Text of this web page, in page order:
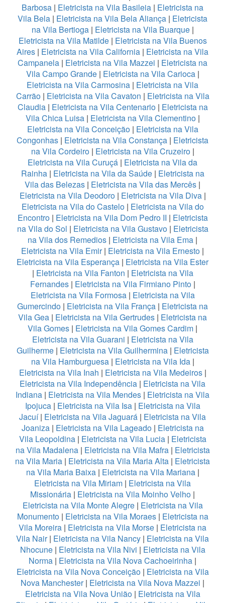
Barbosa | Eletricista na Vila Basileia | Eletricista na
Vila Bela | Eletricista na Vila Bela Aliança | Eletricista
na Vila Bertioga| Eletricista na Vila Buarque|
Eletricista na Vila Matilde| Eletricista na Vila Buenos
Aires | Eletricista na Vila California | Eletricista na Vila
Campanela | Eletricista na Vila Mazzei | Eletricista na
Vila Campo Grande| Eletricista na Vila Carioca|
Eletricista na Vila Carmosina | Eletricista na Vila
Carrão| Eletricista na Vila Cavaton | Eletricista na Vila
Claudia| Eletricista na Vila Centenario| Eletricista na
Vila Chica Luisa | Eletricista na Vila Clementino|
Eletricista na Vila Conceição| Eletricista na Vila
Congonhas | Eletricista na Vila Constança | Eletricista
na Vila Cordeiro| Eletricista na Vila Cruzeiro |
Eletricista na Vila Curuçá | Eletricista na Vila da
Rainha | Eletricista na Vila da Saúde| Eletricista na
Vila das Belezas | Eletricista na Vila das Mercês |
Eletricista na Vila Deodoro| Eletricista na Vila Diva|
Eletricista na Vila do Castelo| Eletricista na Vila do
Encontro| Eletricista na Vila Dom Pedro II | Eletricista
na Vila do Sol | Eletricista na Vila Gustavo| Eletricista
na Vila dos Remedios | Eletricista na Vila Ema |
Eletricista na Vila Emir| Eletricista na Vila Ernesto |
Eletricista na Vila Esperança | Eletricista na Vila Ester
| Eletricista na Vila Fanton | Eletricista na Vila
Fernandes| Eletricista na Vila Firmiano Pinto|
Eletricista na Vila Formosa| Eletricista na Vila
Gumercindo | Eletricista na Vila França | Eletricista na
Vila Gea | Eletricista na Vila Gertrudes | Eletricista na
Vila Gomes | Eletricista na Vila Gomes Cardim |
Eletricista na Vila Guarani | Eletricista na Vila
Guilherme| Eletricista na Vila Guilhermina| Eletricista
na Vila Hamburguesa| Eletricista na Vila Ida|
Eletricista na Vila Inah | Eletricista na Vila Medeiros|
Eletricista na Vila Independência | Eletricista na Vila
Indiana | Eletricista na Vila Mendes | Eletricista na Vila
Ipojuca| Eletricista na Vila Isa| Eletricista na Vila
Jacuí| Eletricista na Vila Jaguará | Eletricista na Vila
Joaniza| Eletricista na Vila Lageado| Eletricista na
Vila Leopoldina| Eletricista na Vila Lucia| Eletricista
na Vila Madalena| Eletricista na Vila Mafra | Eletricista
na Vila Maria | Eletricista na Vila Maria Alta | Eletricista
na Vila Maria Baixa| Eletricista na Vila Mariana|
Eletricista na Vila Miriam | Eletricista na Vila
Missionária | Eletricista na Vila Moinho Velho |
Eletricista na Vila Monte Alegre| Eletricista na Vila
Monumento| Eletricista na Vila Moraes| Eletricista na
Vila Moreira | Eletricista na Vila Morse | Eletricista na
Vila Nair| Eletricista na Vila Nancy | Eletricista na Vila
Nhocune| Eletricista na Vila Nivi | Eletricista na Vila
Norma | Eletricista na Vila Nova Cachoeirinha |
Eletricista na Vila Nova Conceição| Eletricista na Vila
Nova Manchester| Eletricista na Vila Nova Mazzei |
Eletricista na Vila Nova União| Eletricista na Vila